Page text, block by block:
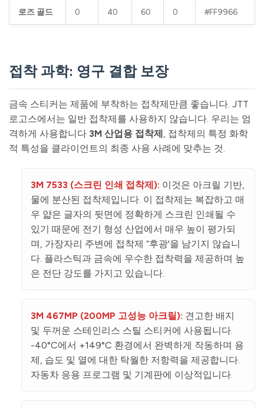
로즈 골드 0 40 60 0 #FF9966
접착 과학: 영구 결합 보장
금속 스티커는 제품에 부착하는 접착제만큼 좋습니다. JTT
로고스에서는 일반 접착제를 사용하지 않습니다. 우리는 엄
격하게 사용합니다 3M 산업용 접착제 , 접착제의 특정 화학
적 특성을 클라이언트의 최종 사용 사례에 맞추는 것.
3M 7533 (스크린 인쇄 접착제): 이것은 아크릴 기반,
물에 분산된 접착제입니다. 이 접착제는 복잡하고 매
우 얇은 글자의 뒷면에 정확하게 스크린 인쇄될 수
있기 때문에 전기 형성 산업에서 매우 높이 평가되
며, 가장자리 주변에 접착제 “후광'을 남기지 않습니
다. 플라스틱과 금속에 우수한 접착력을 제공하며 높
은 전단 강도를 가지고 있습니다.
3M 467MP (200MP 고성능 아크릴): 견고한 배지
및 두꺼운 스테인리스 스틸 스티커에 사용됩니다.
-40°C에서 +149°C 환경에서 완벽하게 작동하며 용
제, 습도 및 열에 대한 탁월한 저항력을 제공합니다.
자동차 응용 프로그램 및 기계판에 이상적입니다.